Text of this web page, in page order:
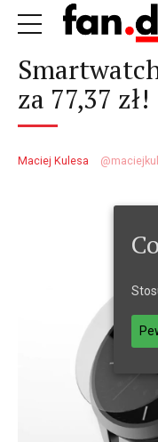
za 77,37 zł!
Maciej Kulesa